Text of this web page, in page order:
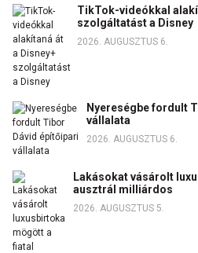
TikTok-videókkal
szolgáltatást a Disney
2026. AUGUSZTUS 6.
Nyereségbe fordult
vállalata
2026. AUGUSZTUS 6.
Lakásokat vásárolt
ausztrál milliárdos
2026. AUGUSZTUS 5.